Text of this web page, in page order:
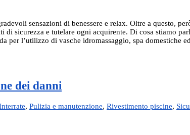
sensazioni di benessere e relax. Oltre a questo,
sicurezza e tutelare ogni acquirente. Di cosa stiamo
l’utilizzo di vasche idromassaggio, spa domestiche
dei danni
, Pulizia e manutenzione, Rivestimento piscine,